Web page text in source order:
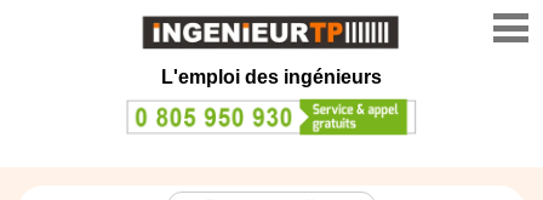
L'emploi des ingénieurs